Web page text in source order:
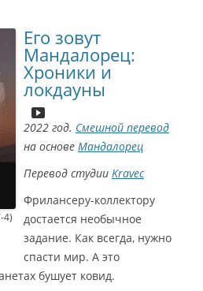
4)
Его зовут
Мандалорец:
Хроники и
локдауны
2022 год. Смешной перевод
на основе Мандалорец
Перевод студии Kravec
Фрилансеру-коллектору
достается необычное
задание. Как всегда, нужно
спасти мир. А это
бушует ковид.